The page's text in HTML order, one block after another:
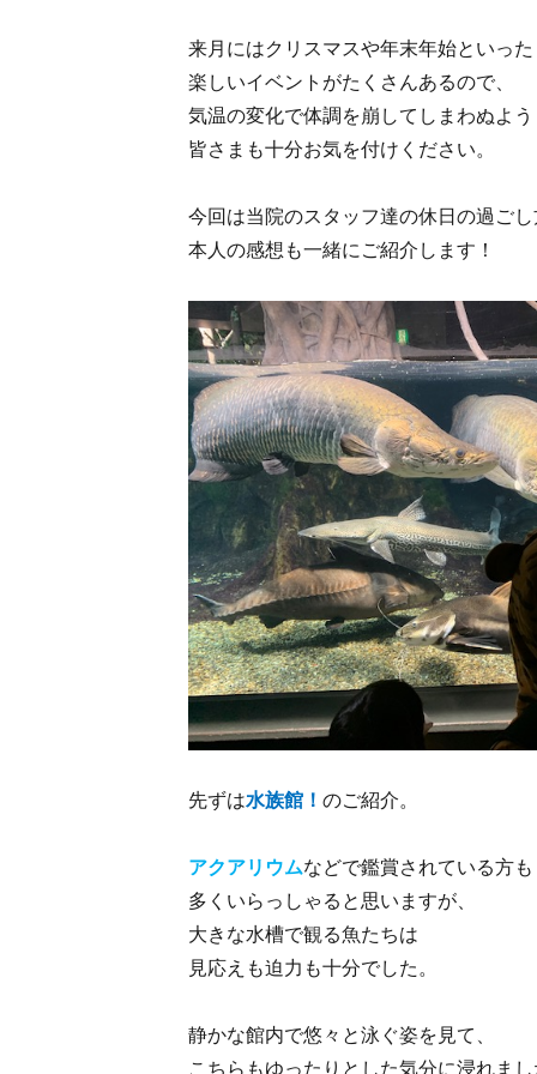
来月にはクリスマスや年末年始といった
楽しいイベントがたくさんあるので、
気温の変化で体調を崩してしまわぬよう
皆さまも十分お気を付けください。
今回は当院のスタッフ達の休日の過ご
本人の感想も一緒にご紹介します！
先ずは水族館！ のご紹介。
アクアリウムなどで鑑賞されている方も
多くいらっしゃると思いますが、
大きな水槽で観る魚たちは
見応えも迫力も十分でした。
静かな館内で悠々と泳ぐ姿を見て、
こちらもゆったりとした気分に浸れま